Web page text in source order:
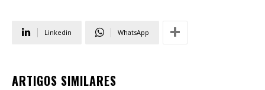
Linkedin WhatsApp
ARTIGOS SIMILARES